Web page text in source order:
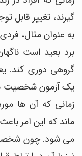
گیرند، تغییر
به عنوان مثال،
برد بعید است
گروهی دوری کند.
یک آزمون شخصیت
زمانی که آن ها
ماند که این امر
می شود. چون شخصیت